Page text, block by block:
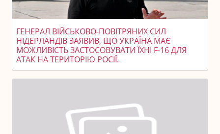
ГЕНЕРАЛ ВІЙСЬКОВО-ПОВІТРЯНИХ СИЛ
НІДЕРЛАНДІВ ЗАЯВИВ, ЩО УКРАЇНА МАЄ
МОЖЛИВІСТЬ ЗАСТОСОВУВАТИ ЇХНІ F-16 ДЛЯ
АТАК НА ТЕРИТОРІЮ РОСІЇ.